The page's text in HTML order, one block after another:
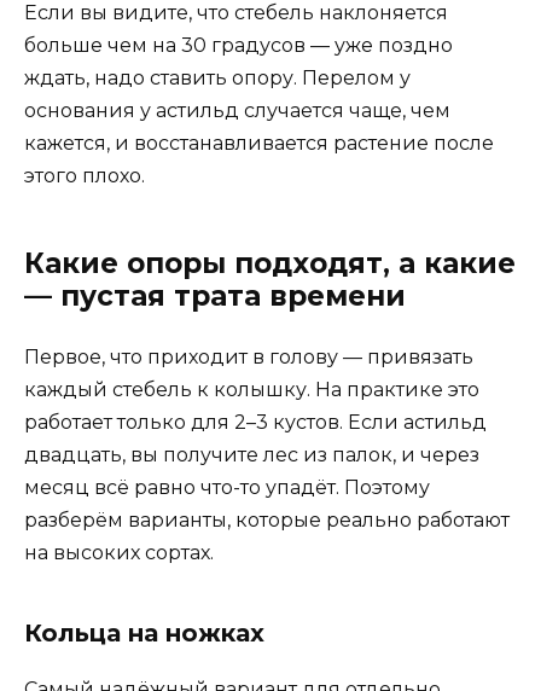
Если вы видите, что стебель наклоняется
больше чем на 30 градусов — уже поздно
ждать, надо ставить опору. Перелом у
основания у астильд случается чаще, чем
кажется, и восстанавливается растение после
этого плохо.
Какие опоры подходят, а какие
— пустая трата времени
Первое, что приходит в голову — привязать
каждый стебель к колышку. На практике это
работает только для 2–3 кустов. Если астильд
двадцать, вы получите лес из палок, и через
месяц всё равно что-то упадёт. Поэтому
разберём варианты, которые реально работают
на высоких сортах.
Кольца на ножках